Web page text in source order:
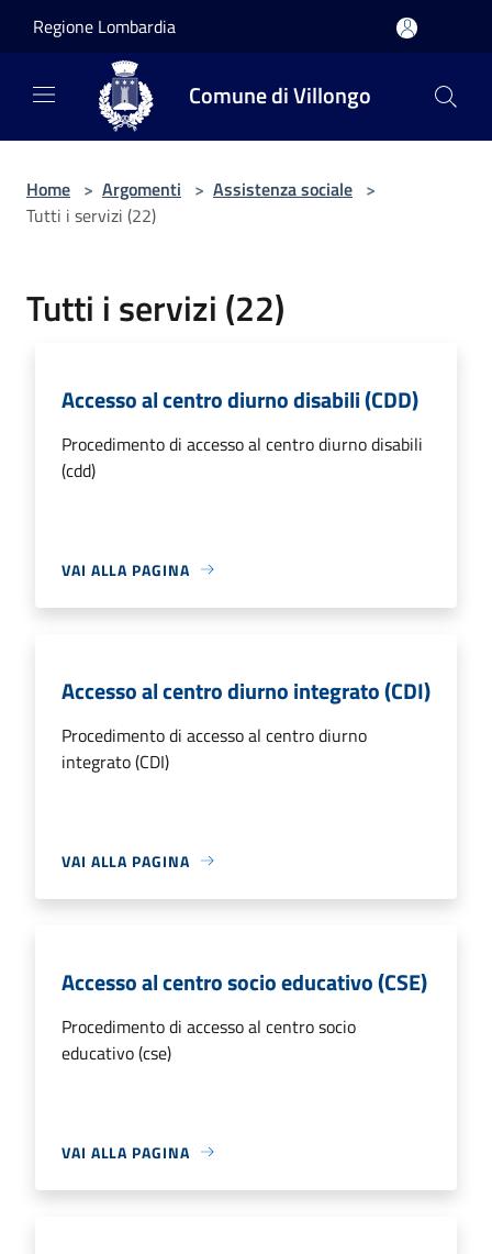
Regione Lombardia
Comune di Villongo
Home > Argomenti > Assistenza sociale >
Tutti i servizi (22)
Tutti i servizi (22)
Accesso al centro diurno disabili (CDD)
Procedimento di accesso al centro diurno disabili
(cdd)
VAI ALLA PAGINA
Accesso al centro diurno integrato (CDI)
Procedimento di accesso al centro diurno
integrato (CDI)
VAI ALLA PAGINA
Accesso al centro socio educativo (CSE)
Procedimento di accesso al centro socio
educativo (cse)
VAI ALLA PAGINA